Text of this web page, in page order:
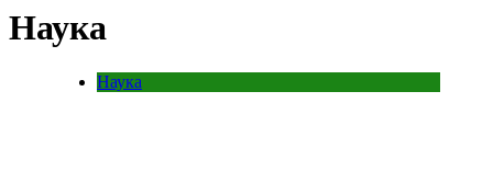
Наука
Наука